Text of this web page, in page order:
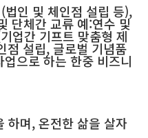
인 및 체인점 설립 등),
단체간 교류 예:연수 및
업간 기프트 맞춤형 제
점 설립, 글로벌 기념품
으로 하는 한중 비즈니
하며, 온전한 삶을 살자